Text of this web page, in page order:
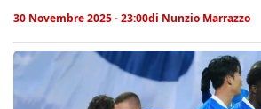
30 Novembre 2025 - 23:00di Nunzio Marrazzo